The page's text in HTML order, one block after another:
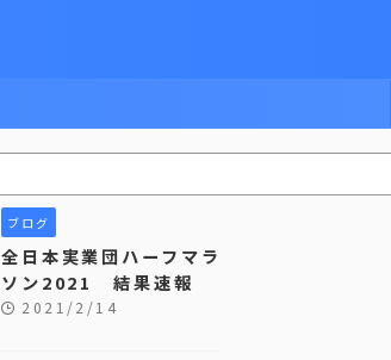
ブログ
全日本実業団ハーフマラ
ソン2021 結果速報
2021/2/14